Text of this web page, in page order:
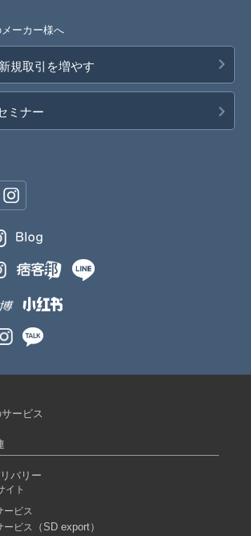
ーカー様へ
規取引を増やす
ミナー
ービス
バリー
イト
ービス
ービス
（SD export）